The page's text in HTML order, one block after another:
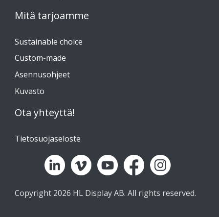
Mitä tarjoamme
Sustainable choice
Custom-made
Asennusohjeet
Kuvasto
Ota yhteyttä!
Tietosuojaseloste
Copyright 2026 HL Display AB. All rights reserved.